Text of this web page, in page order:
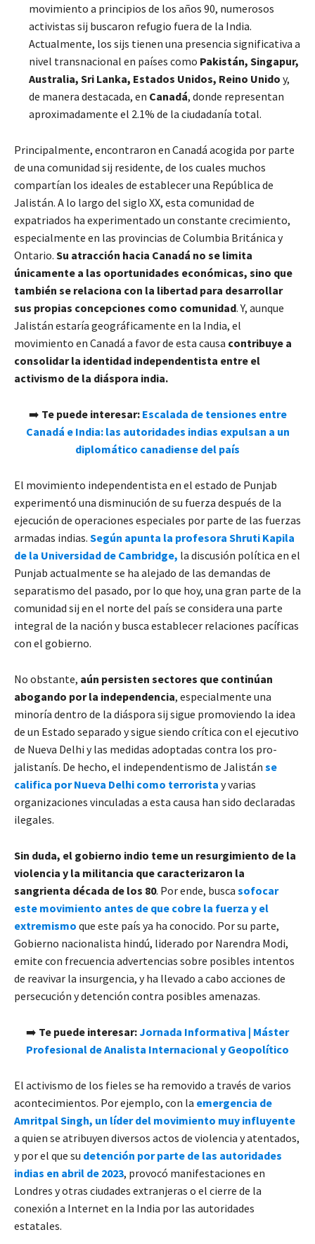
movimiento a principios de los años 90, numerosos
activistas sij buscaron refugio fuera de la India.
Actualmente, los sijs tienen una presencia significativa a
nivel transnacional en países como Pakistán, Singapur,
Australia, Sri Lanka, Estados Unidos, Reino Unido y,
de manera destacada, en Canadá, donde representan
aproximadamente el 2.1% de la ciudadanía total.
Principalmente, encontraron en Canadá acogida por parte
de una comunidad sij residente, de los cuales muchos
compartían los ideales de establecer una República de
Jalistán. A lo largo del siglo XX, esta comunidad de
expatriados ha experimentado un constante crecimiento,
especialmente en las provincias de Columbia Británica y
Ontario. Su atracción hacia Canadá no se limita
únicamente a las oportunidades económicas, sino que
también se relaciona con la libertad para desarrollar
sus propias concepciones como comunidad. Y, aunque
Jalistán estaría geográficamente en la India, el
movimiento en Canadá a favor de esta causa contribuye a
consolidar la identidad independentista entre el
activismo de la diáspora india.
➡️ Te puede interesar: Escalada de tensiones entre
Canadá e India: las autoridades indias expulsan a un
diplomático canadiense del país
El movimiento independentista en el estado de Punjab
experimentó una disminución de su fuerza después de la
ejecución de operaciones especiales por parte de las fuerzas
armadas indias. Según apunta la profesora Shruti Kapila
de la Universidad de Cambridge, la discusión política en el
Punjab actualmente se ha alejado de las demandas de
separatismo del pasado, por lo que hoy, una gran parte de la
comunidad sij en el norte del país se considera una parte
integral de la nación y busca establecer relaciones pacíficas
con el gobierno.
No obstante, aún persisten sectores que continúan
abogando por la independencia, especialmente una
minoría dentro de la diáspora sij sigue promoviendo la idea
de un Estado separado y sigue siendo crítica con el ejecutivo
de Nueva Delhi y las medidas adoptadas contra los pro-
jalistanís. De hecho, el independentismo de Jalistán se
califica por Nueva Delhi como terrorista y varias
organizaciones vinculadas a esta causa han sido declaradas
ilegales.
Sin duda, el gobierno indio teme un resurgimiento de la
violencia y la militancia que caracterizaron la
sangrienta década de los 80. Por ende, busca sofocar
este movimiento antes de que cobre la fuerza y el
extremismo que este país ya ha conocido. Por su parte,
Gobierno nacionalista hindú, liderado por Narendra Modi,
emite con frecuencia advertencias sobre posibles intentos
de reavivar la insurgencia, y ha llevado a cabo acciones de
persecución y detención contra posibles amenazas.
➡️ Te puede interesar:Jornada Informativa | Máster
Profesional de Analista Internacional y Geopolítico
El activismo de los fieles se ha removido a través de varios
acontecimientos. Por ejemplo, con la emergencia de
Amritpal Singh, un líder del movimiento muy influyente
a quien se atribuyen diversos actos de violencia y atentados,
y por el que su detención por parte de las autoridades
indias en abril de 2023, provocó manifestaciones en
Londres y otras ciudades extranjeras o el cierre de la
conexión a Internet en la India por las autoridades
estatales.